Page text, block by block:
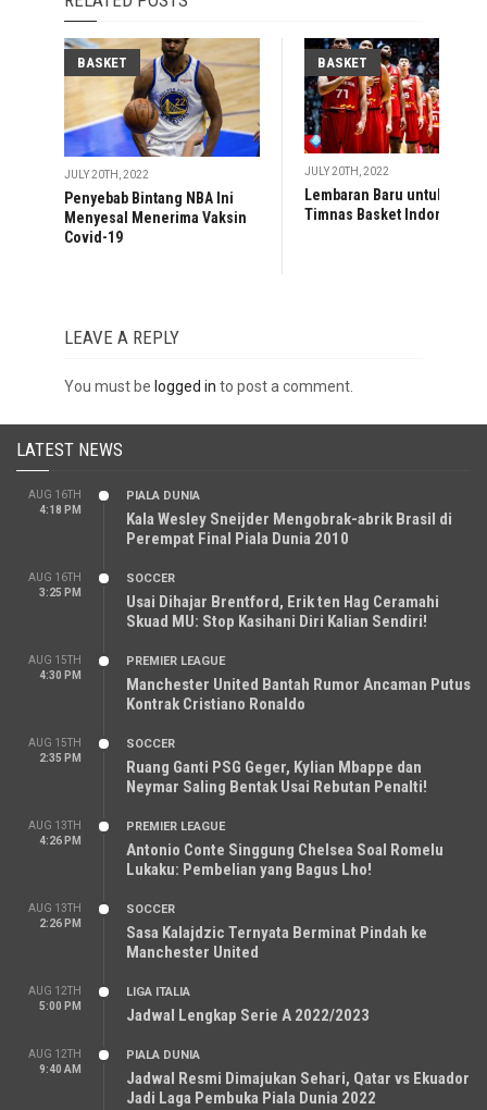
BASKET
JULY 20TH, 2022
Penyebab Bintang NBA Ini
Menyesal Menerima Vaksin
Covid-19
BASKET
JULY 20TH, 2022
Lembaran Baru untuk
Timnas Basket Indonesia
LEAVE A REPLY
You must be logged in to post a comment.
LATEST NEWS
AUG 16TH
4:18 PM
PIALA DUNIA
Kala Wesley Sneijder Mengobrak-abrik Brasil di
Perempat Final Piala Dunia 2010
AUG 16TH
3:25 PM
SOCCER
Usai Dihajar Brentford, Erik ten Hag Ceramahi
Skuad MU: Stop Kasihani Diri Kalian Sendiri!
AUG 15TH
4:30 PM
PREMIER LEAGUE
Manchester United Bantah Rumor Ancaman Putus
Kontrak Cristiano Ronaldo
AUG 15TH
2:35 PM
SOCCER
Ruang Ganti PSG Geger, Kylian Mbappe dan
Neymar Saling Bentak Usai Rebutan Penalti!
AUG 13TH
4:26 PM
PREMIER LEAGUE
Antonio Conte Singgung Chelsea Soal Romelu
Lukaku: Pembelian yang Bagus Lho!
AUG 13TH
2:26 PM
SOCCER
Sasa Kalajdzic Ternyata Berminat Pindah ke
Manchester United
AUG 12TH
5:00 PM
LIGA ITALIA
Jadwal Lengkap Serie A 2022/2023
AUG 12TH
9:40 AM
PIALA DUNIA
Jadwal Resmi Dimajukan Sehari, Qatar vs Ekuador
Jadi Laga Pembuka Piala Dunia 2022